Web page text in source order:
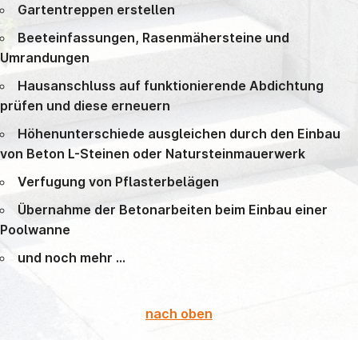
Gartentreppen erstellen
Beeteinfassungen, Rasenmähersteine und
Umrandungen
Hausanschluss auf funktionierende Abdichtung
prüfen und diese erneuern
Höhenunterschiede ausgleichen durch den Einbau
von Beton L-Steinen oder Natursteinmauerwerk
Verfugung von Pflasterbelägen
Übernahme der Betonarbeiten beim Einbau einer
Poolwanne
und noch mehr ...
nach oben